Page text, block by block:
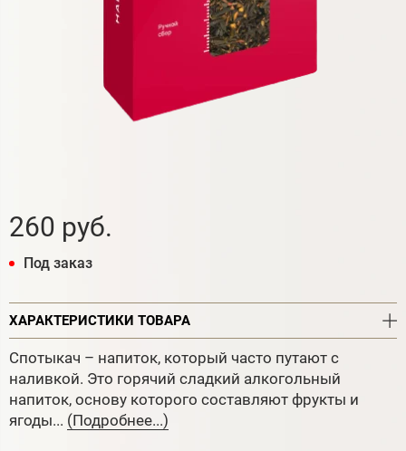
260 руб.
Под заказ
ХАРАКТЕРИСТИКИ ТОВАРА
Спотыкач – напиток, который часто путают с
наливкой. Это горячий сладкий алкогольный
напиток, основу которого составляют фрукты и
ягоды... (Подробнее...)